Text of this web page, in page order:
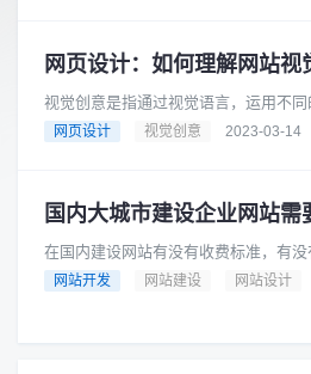
网页设计：如何理解网站视
视觉创意是指通过视觉语言，运用不
表达出感性、具有艺术性或创新性的
网页设计 视觉创意 2023-03-14
在国内建设网站有没有收费标准，有
说做网站到底需要多少钱？其实对于
网站开发 网站建设 网站设计